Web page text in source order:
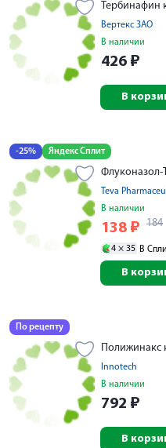
Тербинафин
Вертекс ЗАО
В наличии
426 ₽
В
-25% Яндекс Сплит
Флуконазол-
Teva
В наличии
138 ₽ 184
4 × 35 В
В
По рецепту
Полижинакс
Innotech
В наличии
792 ₽
В